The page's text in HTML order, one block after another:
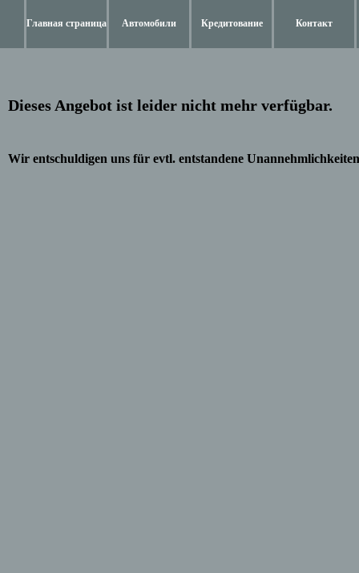
Главная страница Автомобили Кредитование Контакт
Dieses Angebot ist leider nicht mehr verfügbar.
Wir entschuldigen uns für evtl. entstandene